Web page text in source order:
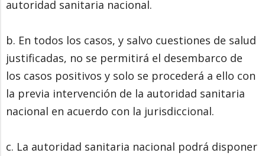
autoridad sanitaria nacional.
b. En todos los casos, y salvo cuestiones de salud
justificadas, no se permitirá el desembarco de
los casos positivos y solo se procederá a ello con
la previa intervención de la autoridad sanitaria
nacional en acuerdo con la jurisdiccional.
c. La autoridad sanitaria nacional podrá disponer